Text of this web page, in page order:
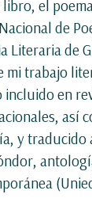
el
de
Literaria de
mi trabajo
en
así
y traducido